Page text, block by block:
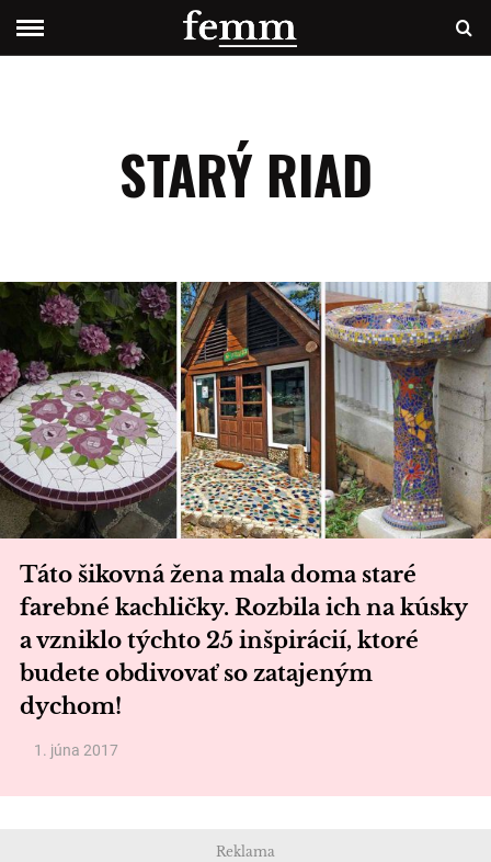
STARÝ RIAD
Táto šikovná žena mala doma staré
farebné kachličky. Rozbila ich na kúsky
a vzniklo týchto 25 inšpirácií, ktoré
budete obdivovať so zatajeným
dychom!
1. júna 2017
Reklama